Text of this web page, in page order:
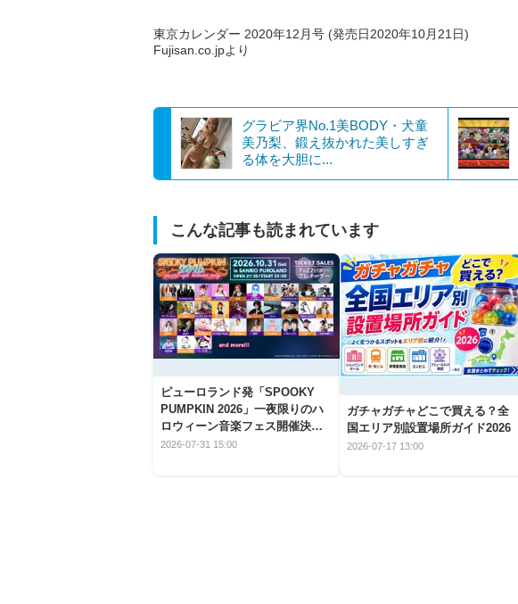
東京カレンダー 2020年12月号 (発売日2020年10月21日)
Fujisan.co.jpより
グラビア界No.1美BODY・犬童
美乃梨、鍛え抜かれた美しすぎ
る体を大胆に...
こんな記事も読まれています
ピューロランド発「SPOOKY
PUMPKIN 2026」一夜限りのハ
ロウィーン音楽フェス開催決
定！
2026-07-31 15:00
ガチャガチャどこで買える？全
国エリア別設置場所ガイド2026
2026-07-17 13:00